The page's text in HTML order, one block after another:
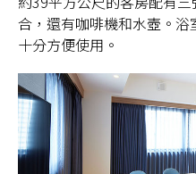
合，還有咖啡機和水壺。浴
十分方便使用。